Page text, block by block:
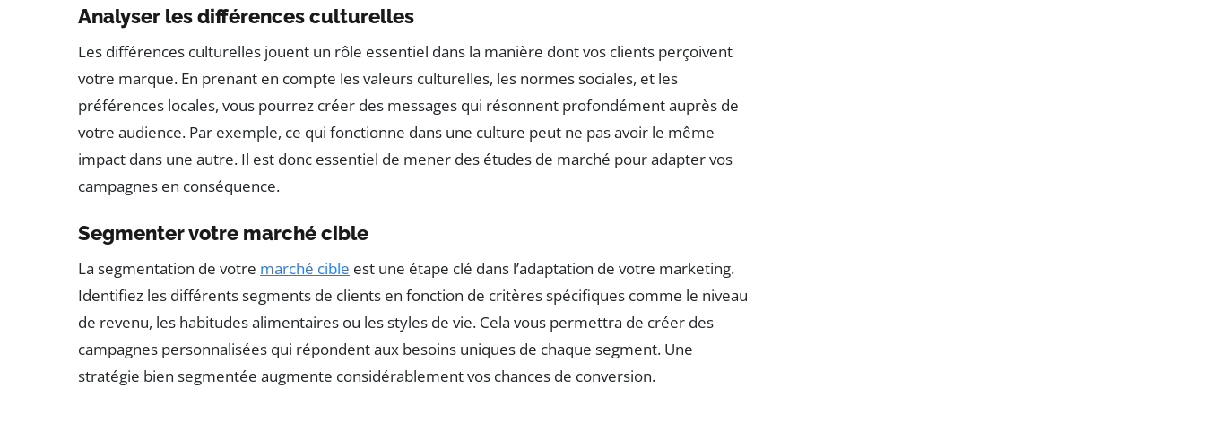
Analyser les différences culturelles
Les différences culturelles jouent un rôle essentiel dans la manière dont vos clients perçoivent
votre marque. En prenant en compte les valeurs culturelles, les normes sociales, et les
préférences locales, vous pourrez créer des messages qui résonnent profondément auprès de
votre audience. Par exemple, ce qui fonctionne dans une culture peut ne pas avoir le même
impact dans une autre. Il est donc essentiel de mener des études de marché pour adapter vos
campagnes en conséquence.
Segmenter votre marché cible
La segmentation de votre marché cible est une étape clé dans l’adaptation de votre marketing.
Identifiez les différents segments de clients en fonction de critères spécifiques comme le niveau
de revenu, les habitudes alimentaires ou les styles de vie. Cela vous permettra de créer des
campagnes personnalisées qui répondent aux besoins uniques de chaque segment. Une
stratégie bien segmentée augmente considérablement vos chances de conversion.